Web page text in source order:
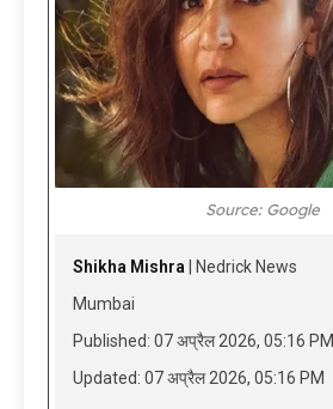
Source: Google
Shikha Mishra | Nedrick News
Mumbai
Published: 07 अप्रैल 2026, 05:16 PM
Updated: 07 अप्रैल 2026, 05:16 PM